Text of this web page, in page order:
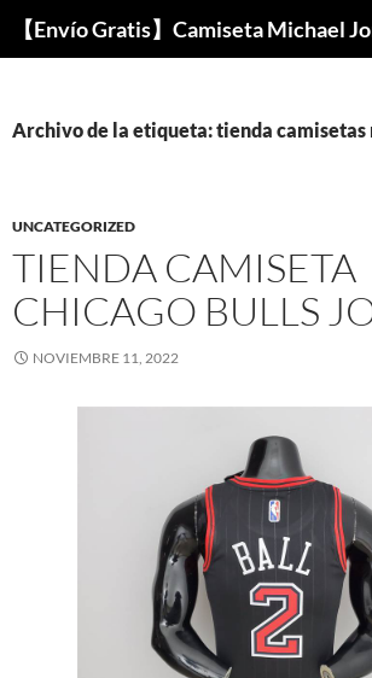
Buscar
Archivo de la etiqueta: tienda camisetas
UNCATEGORIZED
TIENDA CAMISETA
CHICAGO BULLS
NOVIEMBRE 11, 2022